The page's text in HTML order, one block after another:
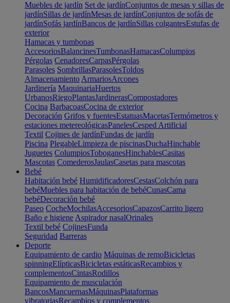
Muebles de jardín Set de jardínConjuntos de mesas y sillas de
jardínSillas de jardínMesas de jardínConjuntos de sofás de
jardínSofás jardínBancos de jardínSillas colgantesEstufas de
exterior
Hamacas y tumbonas
AccesoriosBalancinesTumbonasHamacasColumpios
Pérgolas CenadoresCarpasPérgolas
Parasoles SombrillasParasolesToldos
Almacenamiento ArmariosArcones
Jardinería MaquinariaHuertos
UrbanosRiegoPlantasJardinerasCompostadores
Cocina BarbacoasCocina de exterior
Decoración Grifos y fuentesEstatuasMacetasTermómetros y
estaciones metereológicasPanelesCesped Artificial
Textil Cojines de jardínFundas de jardín
Piscina PlegableLimpieza de piscinasDuchaHinchable
Juguetes ColumpiosToboganesHinchablesCasitas
Mascotas ComederosJaulasCasetas para mascotas
Bebé
Habitación bebé HumidificadoresCestasColchón para
bebéMuebles para habitación de bebéCunasCama
bebéDecoración bebé
Paseo CocheMochilasAccesoriosCapazosCarrito ligero
Baño e higiene Aspirador nasalOrinales
Textil bebé CojinesFunda
Seguridad Barreras
Deporte
Equipamiento de cardio Máquinas de remoBicicletas
spinningElípticasBicicletas estáticasRecambios y
complementosCintasRodillos
Equipamiento de musculación
BancosMancuernasMáquinasPlataformas
vibratoriasRecambios y complementos